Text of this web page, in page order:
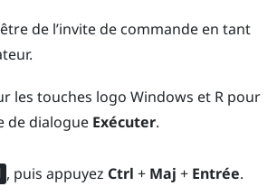
de l’invite de commande en tant
les touches logo Windows et Rpour
de dialogue Exécuter.
, puis appuyez Ctrl + Maj + Entrée.